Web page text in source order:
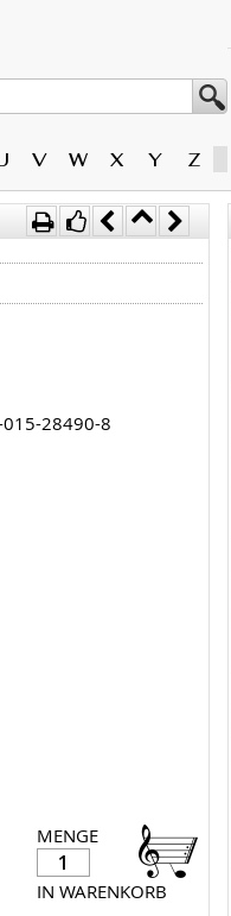
V W X Y Z
015-28490-8
MENGE
IN WARENKORB